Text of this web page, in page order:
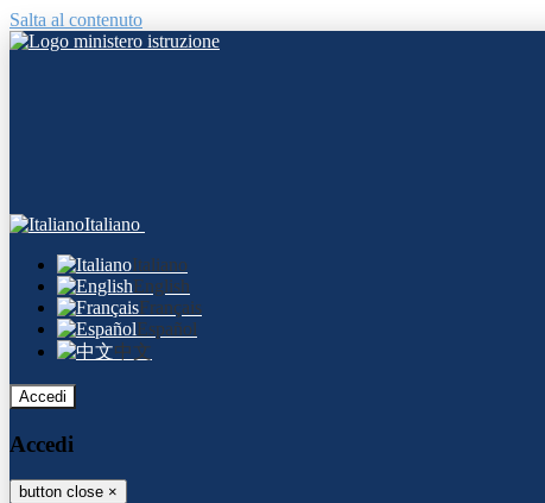
Salta al contenuto
Italiano
Italiano
English
Français
Español
中文
Accedi
Accedi
button close ×